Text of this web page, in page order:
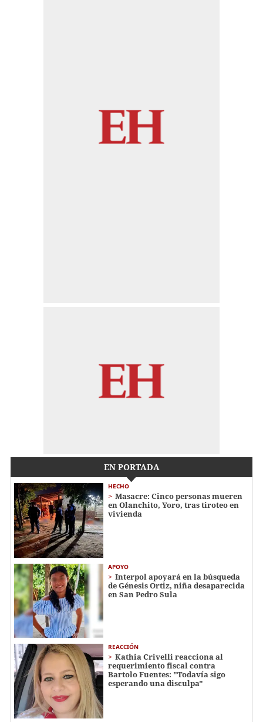
EN PORTADA
HECHO
Masacre: Cinco personas mueren
en Olanchito, Yoro, tras tiroteo en
vivienda
APOYO
Interpol apoyará en la búsqueda
de Génesis Ortiz, niña desaparecida
en San Pedro Sula
REACCIÓN
Kathia Crivelli reacciona al
requerimiento fiscal contra
Bartolo Fuentes: "Todavía sigo
esperando una disculpa"